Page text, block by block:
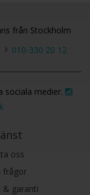
från Stockholm
010-330 20 12
sociala medier.
oss
frågor
& garanti